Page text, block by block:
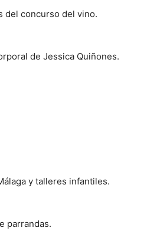
del concurso del vino.
de Jessica Quiñones.
y talleres infantiles.
parrandas.